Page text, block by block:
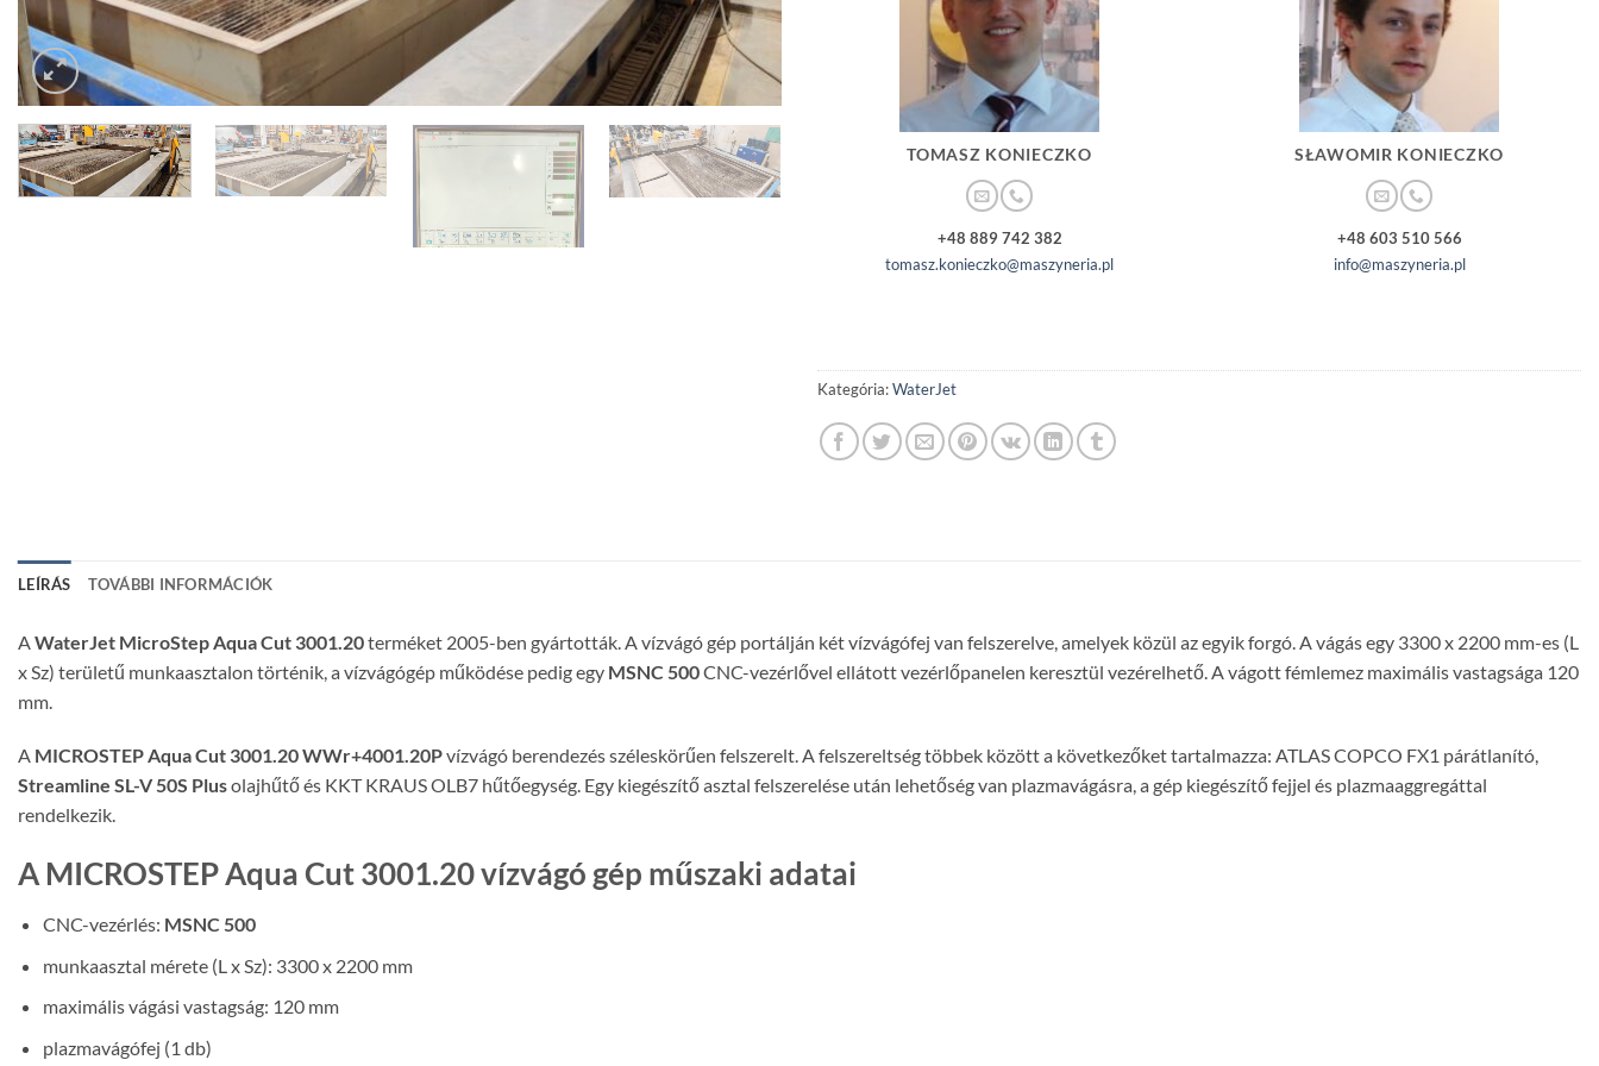
TOMASZ KONIECZKO
+48 889 742 382
tomasz.konieczko@maszyneria.pl
SŁAWOMIR KONIECZKO
+48 603 510 566
info@maszyneria.pl
Kategória:WaterJet
LEÍRÁS TOVÁBBI INFORMÁCIÓK
A WaterJet MicroStep Aqua Cut 3001.20terméket 2005-ben gyártották. A vízvágó gép portálján két vízvágófej van felszerelve, amelyek közül az egyik forgó. A vágás egy 3300 x 2200 mm-es (L
x Sz) területű munkaasztalon történik, a vízvágógép működése pedig egy MSNC 500CNC-vezérlővel ellátott vezérlőpanelen keresztül vezérelhető. A vágott fémlemez maximális vastagsága 120
mm.
A MICROSTEP Aqua Cut 3001.20 WWr+4001.20Pvízvágó berendezés széleskörűen felszerelt. A felszereltség többek között a következőket tartalmazza: ATLAS COPCO FX1 párátlanító,
Streamline SL-V 50S Plusolajhűtő és KKT KRAUS OLB7 hűtőegység. Egy kiegészítő asztal felszerelése után lehetőség van plazmavágásra, a gép kiegészítő fejjel és plazmaaggregáttal
rendelkezik.
A MICROSTEP Aqua Cut 3001.20 vízvágó gép műszaki adatai
CNC-vezérlés: MSNC 500
munkaasztal mérete (L x Sz): 3300 x 2200 mm
maximális vágási vastagság: 120 mm
plazmavágófej (1 db)